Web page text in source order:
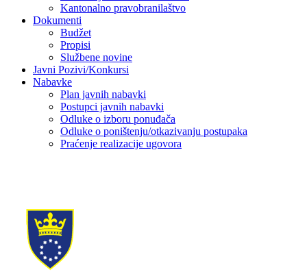
Kantonalno pravobranilaštvo
Dokumenti
Budžet
Propisi
Službene novine
Javni Pozivi/Konkursi
Nabavke
Plan javnih nabavki
Postupci javnih nabavki
Odluke o izboru ponuđača
Odluke o poništenju/otkazivanju postupaka
Praćenje realizacije ugovora